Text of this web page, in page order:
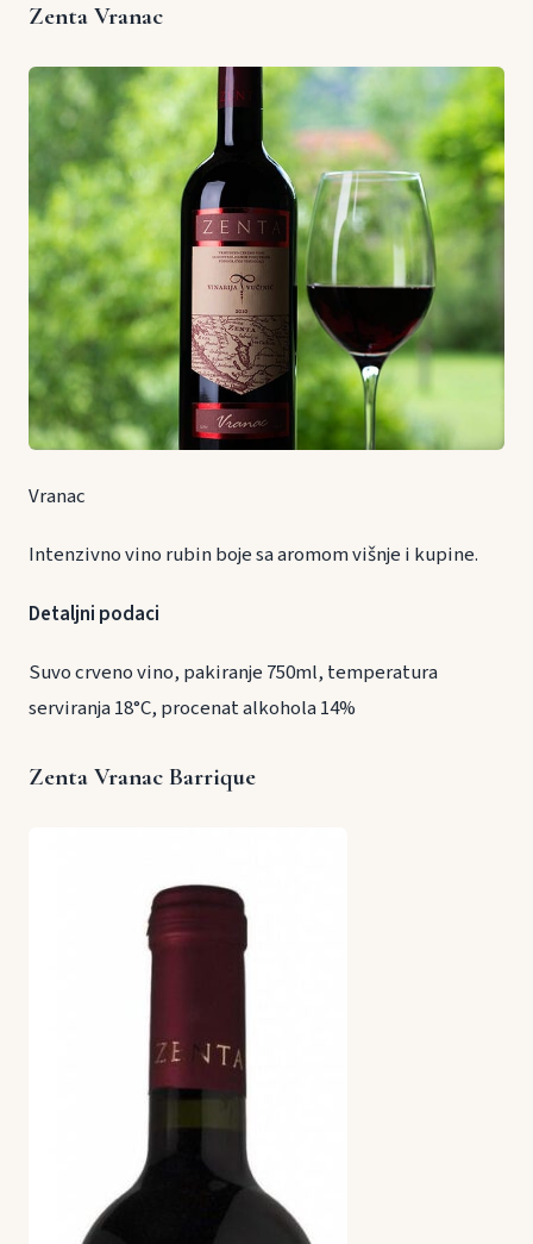
Zenta Vranac
Vranac
Intenzivno vino rubin boje sa aromom višnje i kupine.
Detaljni podaci
Suvo crveno vino, pakiranje 750ml, temperatura
serviranja 18°C, procenat alkohola 14%
Zenta Vranac Barrique